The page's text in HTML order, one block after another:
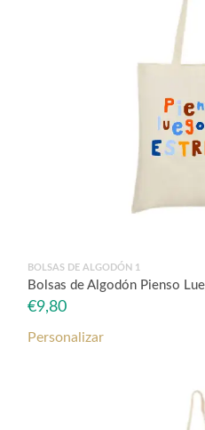
BOLSAS DE ALGODÓN 1
Bolsas de Algodón Pienso
€9,80
Personalizar